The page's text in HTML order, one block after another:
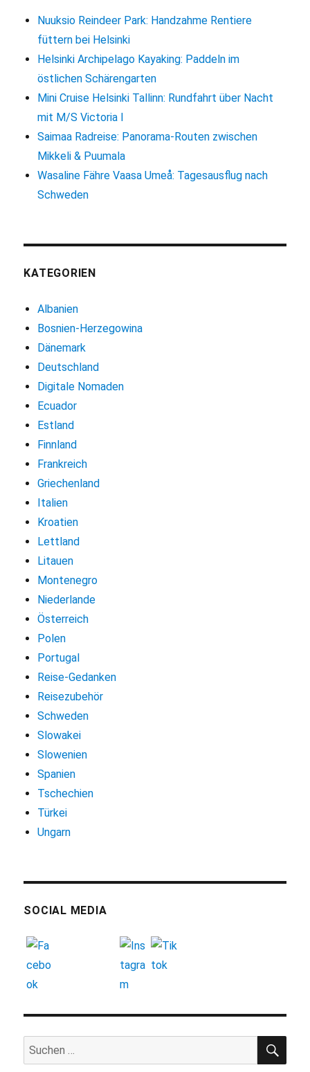
Nuuksio Reindeer Park: Handzahme Rentiere
füttern bei Helsinki
Helsinki Archipelago Kayaking: Paddeln im
östlichen Schärengarten
Mini Cruise Helsinki Tallinn: Rundfahrt über Nacht
mit M/S Victoria I
Saimaa Radreise: Panorama-Routen zwischen
Mikkeli & Puumala
Wasaline Fähre Vaasa Umeå: Tagesausflug nach
Schweden
KATEGORIEN
Albanien
Bosnien-Herzegowina
Dänemark
Deutschland
Digitale Nomaden
Ecuador
Estland
Finnland
Frankreich
Griechenland
Italien
Kroatien
Lettland
Litauen
Montenegro
Niederlande
Österreich
Polen
Portugal
Reise-Gedanken
Reisezubehör
Schweden
Slowakei
Slowenien
Spanien
Tschechien
Türkei
Ungarn
SOCIAL MEDIA
Suchen
nach: